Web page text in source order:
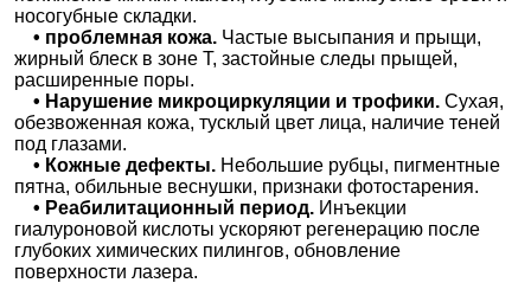
✚Фотокосметология
—
✚Физиотерапия в косметологии
✚Пирсинг
✚Плазменное омоложение PlasmaJet
—
✚Спа-процедуры
Татуаж
≈6769₽
✚Термолифтинг
✚Ультразвуковой лифтинг
носогубные складки.
• проблемная кожа. Частые высыпания и прыщи,
жирный блеск в зоне Т, застойные следы прыщей,
расширенные поры.
• Нарушение микроциркуляции и трофики.Сухая,
обезвоженная кожа, тусклый цвет лица, наличие теней
под глазами.
• Кожные дефекты. Небольшие рубцы, пигментные
пятна, обильные веснушки, признаки фотостарения.
• Реабилитационный период. Инъекции
гиалуроновой кислоты ускоряют регенерацию после
глубоких химических пилингов, обновление
поверхности лазера.